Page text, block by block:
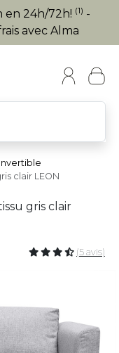
en 24h/72h! (1) -
avec Alma
clair LEON
gris clair
(5 avis)